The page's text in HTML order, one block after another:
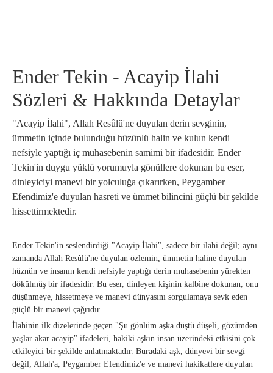
Ender Tekin - Acayip İlahi
Sözleri & Hakkında Detaylar
"Acayip İlahi", Allah Resûlü'ne duyulan derin sevginin,
ümmetin içinde bulunduğu hüzünlü halin ve kulun kendi
nefsiyle yaptığı iç muhasebenin samimi bir ifadesidir. Ender
Tekin'in duygu yüklü yorumuyla gönüllere dokunan bu eser,
dinleyiciyi manevi bir yolculuğa çıkarırken, Peygamber
Efendimiz'e duyulan hasreti ve ümmet bilincini güçlü bir şekilde
hissettirmektedir.
Ender Tekin'in seslendirdiği "Acayip İlahi", sadece bir ilahi değil; aynı
zamanda Allah Resûlü'ne duyulan özlemin, ümmetin haline duyulan
hüznün ve insanın kendi nefsiyle yaptığı derin muhasebenin yürekten
dökülmüş bir ifadesidir. Bu eser, dinleyen kişinin kalbine dokunan, onu
düşünmeye, hissetmeye ve manevi dünyasını sorgulamaya sevk eden
güçlü bir manevi çağrıdır.
İlahinin ilk dizelerinde geçen "Şu gönlüm aşka düştü düşeli, gözümden
yaşlar akar acayip" ifadeleri, hakiki aşkın insan üzerindeki etkisini çok
etkileyici bir şekilde anlatmaktadır. Buradaki aşk, dünyevi bir sevgi
değil; Allah'a, Peygamber Efendimiz'e ve manevi hakikatlere duyulan